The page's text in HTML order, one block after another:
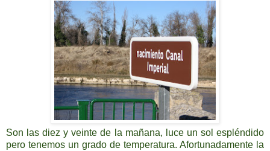
Son las diez y veinte de la mañana, luce un sol espléndido
pero tenemos un grado de temperatura. Afortunadamente la